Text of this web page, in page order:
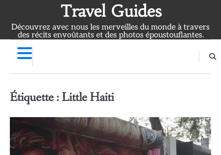
content
Travel Guides
Découvrez avec nous les merveilles du monde à travers
des récits envoûtants et des photos époustouflantes.
Étiquette : Little Haiti